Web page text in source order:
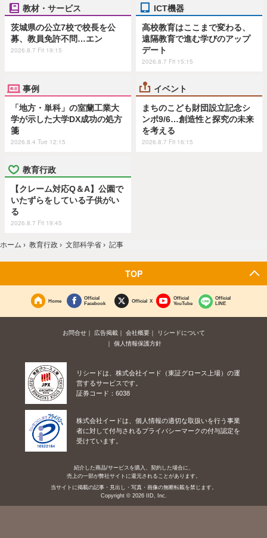
教材・サービス
茨城県の公立7校で校長を公
募、教員免許不問…エン
2026.8.7 Fri 19:15
ICT機器
高校教育はここまで変わる、
遠隔教育で進む学びのアップ
デート
2026.8.7 Fri 15:15
事例
「地方・単科」の室蘭工業大
学が示した大学DX成功の処方
箋
2026.8.4 Tue 12:15
イベント
まちのこども財団設立記念シ
ンポ9/6…創造性と探究の未来
を考える
2026.8.7 Fri 16:15
教育行政
【クレーム対応Q＆A】公園で
いたずらをしている子供がい
る
2026.8.7 Fri 19:45
ホーム › 教育行政 › 文部科学省 › 記事
TOP
Home
Official
Facebook
Official X
Official
YouTube
Official
LINE
お問合せ 広告掲載 会社概要
リシードについて
個人情報保護方針
リシードは、株式会社イード（東証グロース上場）の運
営するサービスです。
証券コード：6038
株式会社イードは、個人情報の適切な取扱いを行う事業
者に対して付与されるプライバシーマークの付与認定を
受けています。
紹介した商品/サービスを購入、契約した場合に、
売上の一部が弊社サイトに還元されることがあります。
当サイトに掲載の記事・見出し・写真・画像の無断転載を禁じます。
Copyright © 2026 IID, Inc.